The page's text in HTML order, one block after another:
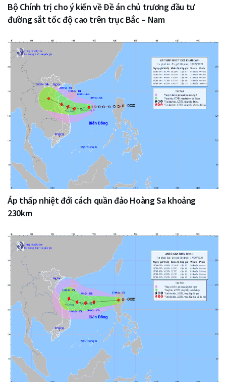
Bộ Chính trị cho ý kiến về Đề án chủ trương đầu tư
đường sắt tốc độ cao trên trục Bắc – Nam
Áp thấp nhiệt đới cách quần đảo Hoàng Sa khoảng
230km